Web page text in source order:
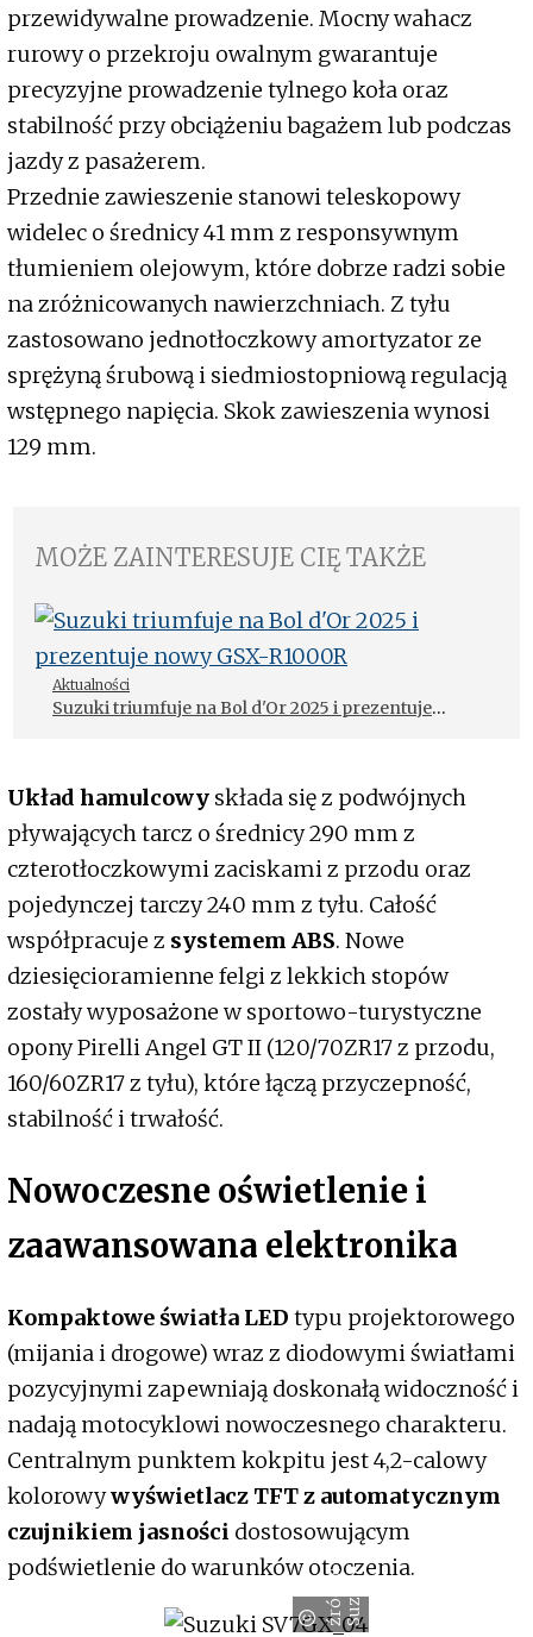
przewidywalne prowadzenie. Mocny wahacz
rurowy o przekroju owalnym gwarantuje
precyzyjne prowadzenie tylnego koła oraz
stabilność przy obciążeniu bagażem lub podczas
jazdy z pasażerem.
Przednie zawieszenie stanowi teleskopowy
widelec o średnicy 41 mm z responsywnym
tłumieniem olejowym, które dobrze radzi sobie
na zróżnicowanych nawierzchniach. Z tyłu
zastosowano jednotłoczkowy amortyzator ze
sprężyną śrubową i siedmiostopniową regulacją
wstępnego napięcia. Skok zawieszenia wynosi
129 mm.
MOŻE ZAINTERESUJE CIĘ TAKŻE
Aktualności
Suzuki triumfuje na Bol d'Or 2025 i prezentuje
Układ hamulcowy składa się z podwójnych
pływających tarcz o średnicy 290 mm z
czterotłoczkowymi zaciskami z przodu oraz
pojedynczej tarczy 240 mm z tyłu. Całość
współpracuje z systemem ABS. Nowe
dziesięcioramienne felgi z lekkich stopów
zostały wyposażone w sportowo-turystyczne
opony Pirelli Angel GT II (120/70ZR17 z przodu,
160/60ZR17 z tyłu), które łączą przyczepność,
stabilność i trwałość.
Nowoczesne oświetlenie i
zaawansowana elektronika
Kompaktowe światła LED typu projektorowego
(mijania i drogowe) wraz z diodowymi światłami
pozycyjnymi zapewniają doskonałą widoczność i
nadają motocyklowi nowoczesnego charakteru.
Centralnym punktem kokpitu jest 4,2-calowy
kolorowywyświetlacz TFT z automatycznym
czujnikiem jasności dostosowującym
podświetlenie do warunków otoczenia.
ź
r
ó
d
ło
:
S
u
z
u
ki